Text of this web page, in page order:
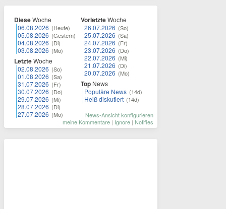
DieseWoche
06.08.2026 (Heute)
05.08.2026 (Gestern)
04.08.2026 (Di)
03.08.2026 (Mo)
LetzteWoche
02.08.2026 (So)
01.08.2026 (Sa)
31.07.2026 (Fr)
30.07.2026 (Do)
29.07.2026 (Mi)
28.07.2026 (Di)
27.07.2026 (Mo)
VorletzteWoche
26.07.2026 (So)
25.07.2026 (Sa)
24.07.2026 (Fr)
23.07.2026 (Do)
22.07.2026 (Mi)
21.07.2026 (Di)
20.07.2026 (Mo)
Top News
Populäre News (14d)
Heiß diskutiert (14d)
News-Ansicht konfigurieren
meine Kommentare | Ignore | Notifies